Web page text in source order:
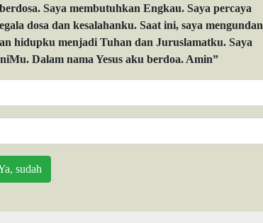
Saya membutuhkan Engkau. Saya percaya
dosa dan kesalahanku. Saat ini, saya mengundang
hidupku menjadi Tuhan dan Juruslamatku. Saya